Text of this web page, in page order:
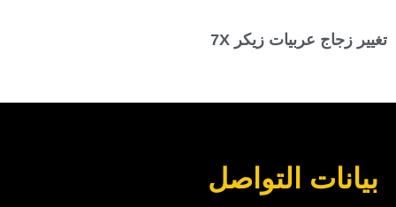
تغيير زجاج عربيات زيكر 7X
بيانات التواصل